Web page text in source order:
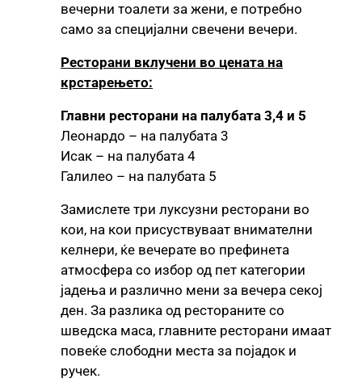
вечерни тоалети за жени, е потребно
само за специјални свечени вечери.
Ресторани вклучени во цената на
крстарењето:
Главни ресторани на палубата 3,4 и 5
Леонардо – на палубата 3
Исак – на палубата 4
Галилео – на палубата 5
Замислете три луксузни ресторани во
кои, на кои присуствуваат внимателни
келнери, ќе вечерате во префинета
атмосфера со избор од пет категории
јадења и различно мени за вечера секој
ден. За разлика од рестораните со
шведска маса, главните ресторани имаат
повеќе слободни места за појадок и
ручек.